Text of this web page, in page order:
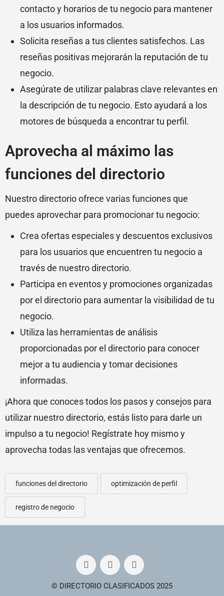
contacto y horarios de tu negocio para mantener
a los usuarios informados.
Solicita reseñas a tus clientes satisfechos. Las
reseñas positivas mejorarán la reputación de tu
negocio.
Asegúrate de utilizar palabras clave relevantes en
la descripción de tu negocio. Esto ayudará a los
motores de búsqueda a encontrar tu perfil.
Aprovecha al máximo las
funciones del directorio
Nuestro directorio ofrece varias funciones que
puedes aprovechar para promocionar tu negocio:
Crea ofertas especiales y descuentos exclusivos
para los usuarios que encuentren tu negocio a
través de nuestro directorio.
Participa en eventos y promociones organizadas
por el directorio para aumentar la visibilidad de tu
negocio.
Utiliza las herramientas de análisis
proporcionadas por el directorio para conocer
mejor a tu audiencia y tomar decisiones
informadas.
¡Ahora que conoces todos los pasos y consejos para
utilizar nuestro directorio, estás listo para darle un
impulso a tu negocio! Regístrate hoy mismo y
aprovecha todas las ventajas que ofrecemos.
funciones del directorio optimización de perfil
registro de negocio
© DIRECTORIO CLASIFICADOS 2025